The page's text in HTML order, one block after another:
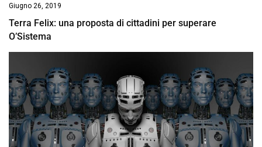
Giugno 26, 2019
Terra Felix: una proposta di cittadini per superare
O’Sistema